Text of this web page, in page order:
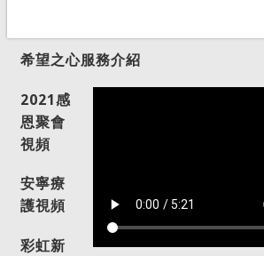
希望之心服務介紹
2021感
恩聚會
視頻
安寧療
護視頻
彩虹新